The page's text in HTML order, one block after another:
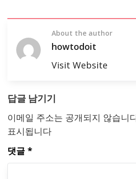
About the author
howtodoit
Visit Website
답글 남기기
이메일 주소는 공개되지 않습니
표시됩니다
댓글 *